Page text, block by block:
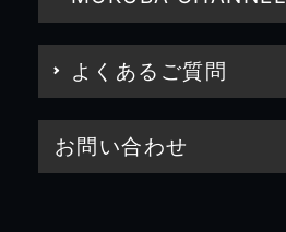
よくあるご質問
お問い合わせ